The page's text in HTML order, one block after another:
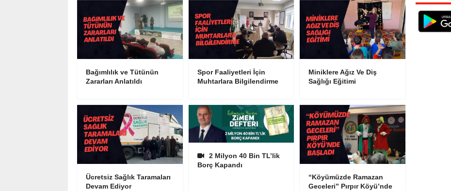
Bağımlılık ve Tütünün
Zararları Anlatıldı
Spor Faaliyetleri İçin
Muhtarlara Bilgilendirme
Miniklere Ağız Ve Diş
Sağlığı Eğitimi
Ücretsiz Sağlık Taramaları
Devam Ediyor
2 Milyon 40 Bin TL’lik
Borç Kapandı
“Köyümüzde Ramazan
Geceleri” Pırpır Köyü’nde